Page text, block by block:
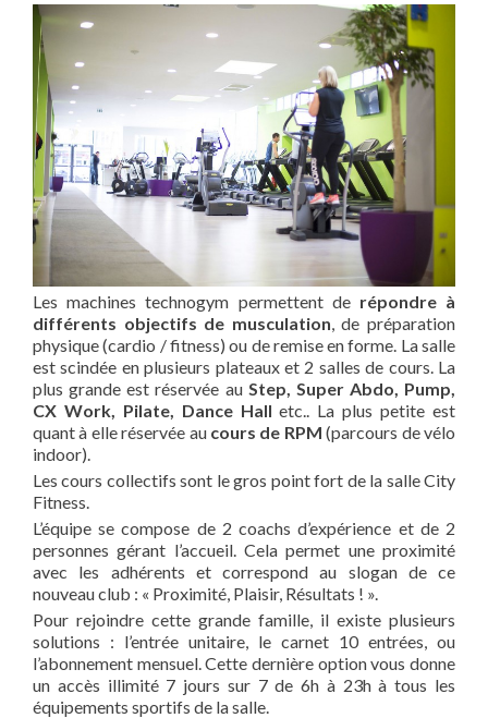
Les machines technogym permettent de répondre à
différents objectifs de musculation , de préparation
physique (cardio / fitness) ou de remise en forme. La salle
est scindée en plusieurs plateaux et 2 salles de cours. La
plus grande est réservée au Step, Super Abdo, Pump,
CX Work, Pilate, Dance Hall etc.. La plus petite est
quant à elle réservée au cours de RPM (parcours de vélo
indoor).
Les cours collectifs sont le gros point fort de la salle City
Fitness.
L’équipe se compose de 2 coachs d’expérience et de 2
personnes gérant l’accueil. Cela permet une proximité
avec les adhérents et correspond au slogan de ce
nouveau club : « Proximité, Plaisir, Résultats ! ».
Pour rejoindre cette grande famille, il existe plusieurs
solutions : l’entrée unitaire, le carnet 10 entrées, ou
l’abonnement mensuel. Cette dernière option vous donne
un accès illimité 7 jours sur 7 de 6h à 23h à tous les
équipements sportifs de la salle.